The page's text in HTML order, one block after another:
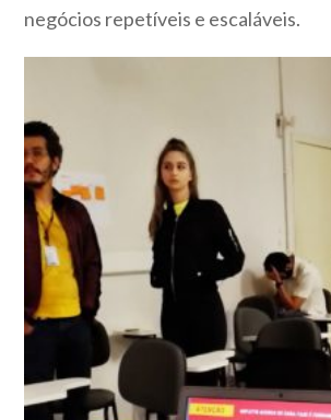
negócios repetíveis e escaláveis.